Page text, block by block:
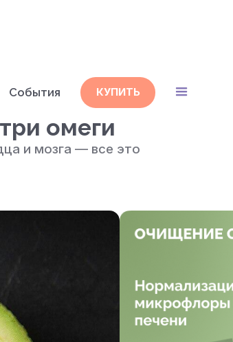
События КУПИТЬ
омеги
и мозга — все это